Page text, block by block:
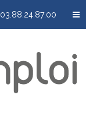
03.88.24.87.00